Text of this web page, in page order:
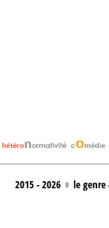
2015 - 2026 ♀ le genre